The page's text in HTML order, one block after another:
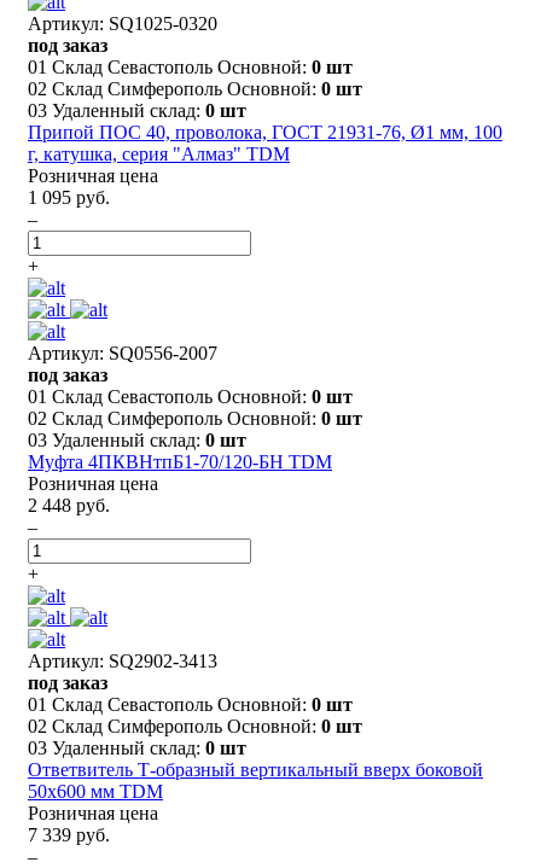
Артикул: SQ1025-0320
под заказ
01 Склад Севастополь Основной: 0 шт
02 Склад Симферополь Основной: 0 шт
03 Удаленный склад: 0 шт
Припой ПОС 40, проволока, ГОСТ 21931-76, Ø1 мм, 100
г, катушка, серия "Алмаз" TDM
Розничная цена
1 095 руб.
–
+
Артикул: SQ0556-2007
под заказ
01 Склад Севастополь Основной: 0 шт
02 Склад Симферополь Основной: 0 шт
03 Удаленный склад: 0 шт
Муфта 4ПКВНтпБ1-70/120-БН TDM
Розничная цена
2 448 руб.
–
+
Артикул: SQ2902-3413
под заказ
01 Склад Севастополь Основной: 0 шт
02 Склад Симферополь Основной: 0 шт
03 Удаленный склад: 0 шт
Ответвитель Т-образный вертикальный вверх боковой
50х600 мм TDM
Розничная цена
7 339 руб.
–